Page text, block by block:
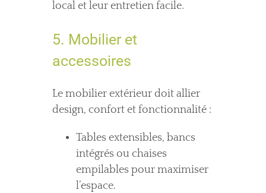
local et leur entretien facile.
5. Mobilier et
accessoires
Le mobilier extérieur doit allier
design, confort et fonctionnalité :
Tables extensibles, bancs
intégrés ou chaises
empilables pour maximiser
l’espace.